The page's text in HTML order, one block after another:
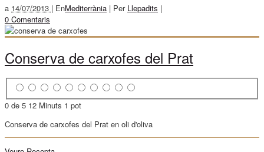
a 14/07/2013 | EnMediterrània | Per Llepadits |
0 Comentaris
Conserva de carxofes del Prat
0 de 5 12 Minuts 1 pot
Conserva de carxofes del Prat en oli d'oliva